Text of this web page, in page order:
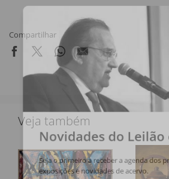
Compartilhar
Veja também
Novidades do Leilão
Seja o primeiro a receber a agenda dos
exposições e novidades de acervo.